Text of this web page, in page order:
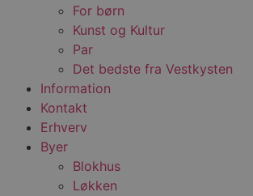
For børn
Kunst og Kultur
Par
Det bedste fra Vestkysten
Information
Kontakt
Erhverv
Byer
Blokhus
Løkken